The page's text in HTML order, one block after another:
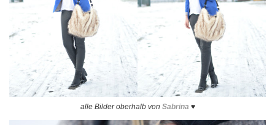
alle Bilder oberhalb von Sabrina ♥